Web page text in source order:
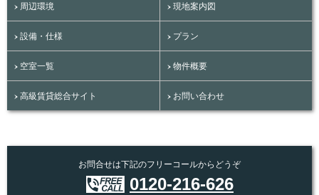
周辺環境 現地案内図
設備・仕様 プラン
空室一覧 物件概要
高級賃貸総合サイト お問い合わせ
お問合せは下記のフリーコールからどうぞ
0120-216-626